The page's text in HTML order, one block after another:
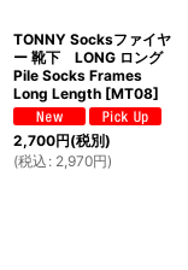
TONNY Socksファイヤ
ー 靴下 LONG ロング
Pile Socks Frames
Long Length [MT08]
2,700円(税別)
(税込 : 2,970円)